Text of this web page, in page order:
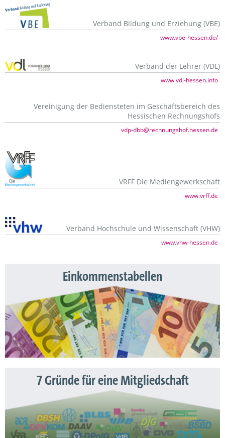
Verband Bildung und Erziehung (VBE)
www.vbe-hessen.de/
Verband der Lehrer (VDL)
www.vdl-hessen.info
Vereinigung der Bediensteten im Geschäftsbereich des
Hessischen Rechnungshofs
vdp-dbb@rechnungshof.hessen.de
VRFF Die Mediengewerkschaft
www.vrff.de
Verband Hochschule und Wissenschaft (VHW)
www.vhw-hessen.de
Einkommenstabellen
7 Gründe für eine Mitgliedschaft